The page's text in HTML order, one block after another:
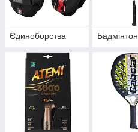
Єдиноборства Бадмінтон